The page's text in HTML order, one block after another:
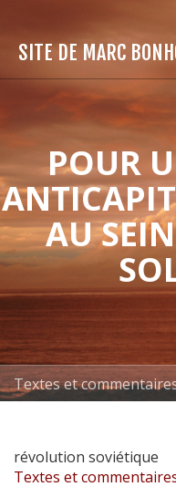
SITE DE MARC
POUR
AU
Textes et
révolution soviétique
Textes et